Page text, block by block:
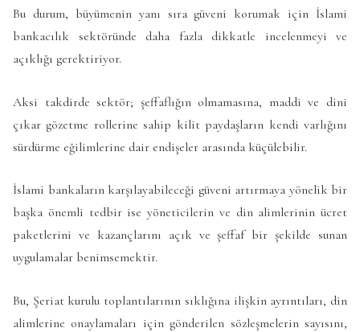
Bu durum, büyümenin yanı sıra güveni korumak için İslami
bankacılık sektöründe daha fazla dikkatle incelenmeyi ve
açıklığı gerektiriyor.
Aksi takdirde sektör; şeffaflığın olmamasına, maddi ve dini
çıkar gözetme rollerine sahip kilit paydaşların kendi varlığını
sürdürme eğilimlerine dair endişeler arasında küçülebilir.
İslami bankaların karşılayabileceği güveni artırmaya yönelik bir
başka önemli tedbir ise yöneticilerin ve din alimlerinin ücret
paketlerini ve kazançlarını açık ve şeffaf bir şekilde sunan
uygulamalar benimsemektir.
Bu, Şeriat kurulu toplantılarının sıklığına ilişkin ayrıntıları, din
alimlerine onaylamaları için gönderilen sözleşmelerin sayısını,